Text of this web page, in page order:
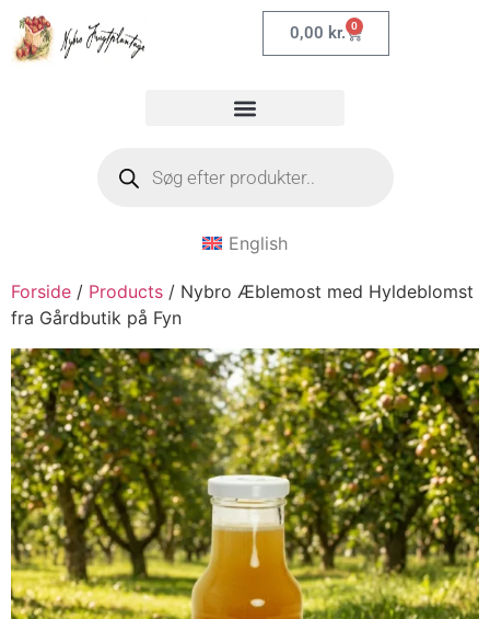
0,00 kr. 0
English
Forside / Products / Nybro Æblemost med Hyldeblomst
fra Gårdbutik på Fyn